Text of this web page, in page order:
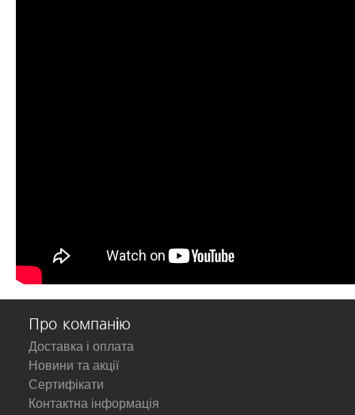
Про компанію
Доставка і оплата
Новини та акції
Сертифікати
Контактна інформація